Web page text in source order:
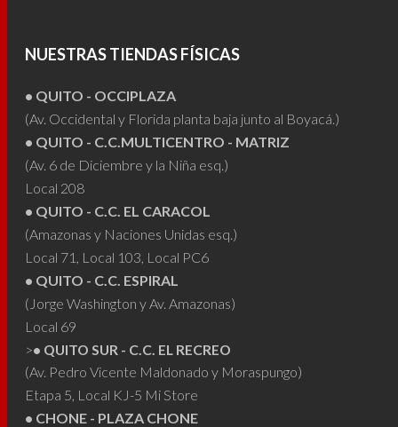
pueden
la
página
producto
NUESTRAS TIENDAS FÍSICAS
• QUITO - OCCIPLAZA
(Av. Occidental y Florida planta baja junto al Boyacá.)
• QUITO - C.C.MULTICENTRO - MATRIZ
(Av. 6 de Diciembre y la Niña esq.)
Local 208
• QUITO - C.C. EL CARACOL
(Amazonas y Naciones Unidas esq.)
Local 71, Local 103, Local PC6
• QUITO - C.C. ESPIRAL
(Jorge Washington y Av. Amazonas)
Local 69
>• QUITO SUR - C.C. EL RECREO
(Av. Pedro Vicente Maldonado y Moraspungo)
Etapa 5, Local KJ-5 Mi Store
• CHONE - PLAZA CHONE